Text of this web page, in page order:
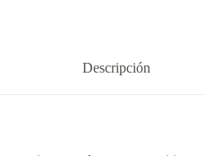
Descripción